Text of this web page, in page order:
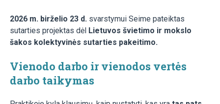
2026 m. birželio 23 d. svarstymui Seime pateiktas
sutarties projektas dėl Lietuvos švietimo ir mokslo
šakos kolektyvinės sutarties pakeitimo.
Vienodo darbo ir vienodos vertės
darbo taikymas